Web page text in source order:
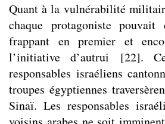
Quant à la vulnérabilité
chaque protagoniste
frappant en premier et
l’initiative d’autrui [22].
responsables israéliens
troupes égyptiennes
Sinaï. Les responsables